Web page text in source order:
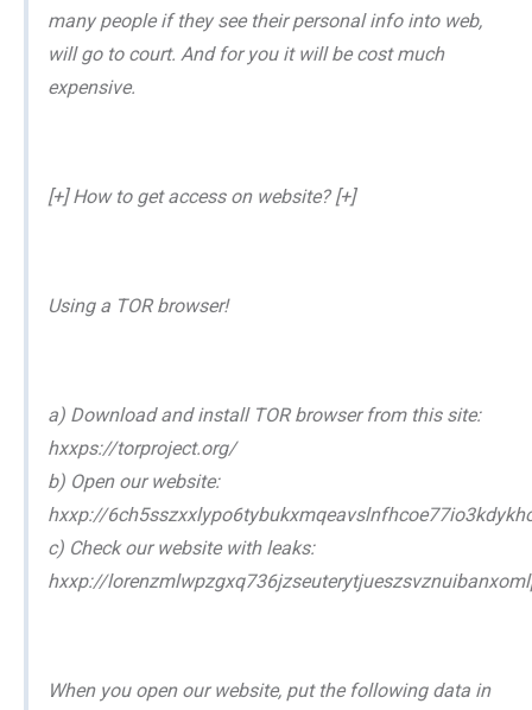
many people if they see their personal info into web,
will go to court. And for you it will be cost much
expensive.
[+] How to get access on website? [+]
Using a TOR browser!
a) Download and install TOR browser from this site:
hxxps://torproject.org/
b) Open our website:
hxxp://
c) Check our website with leaks:
hxxp://
When you open our website, put the following data in